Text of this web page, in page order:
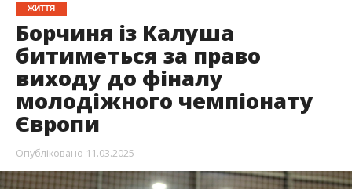
ЖИТТЯ
Борчиня із Калуша
битиметься за право
виходу до фіналу
молодіжного чемпіонату
Європи
Опубліковано 11.03.2025